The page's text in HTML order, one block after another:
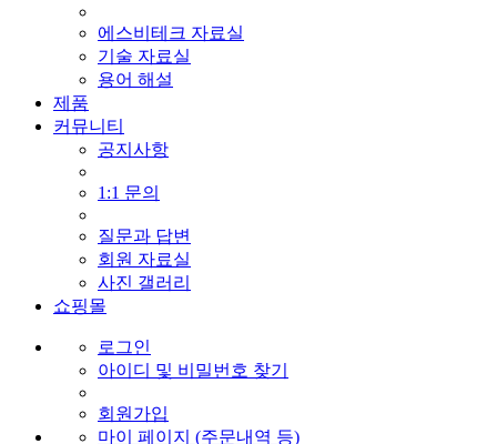
에스비테크 자료실
기술 자료실
용어 해설
제품
커뮤니티
공지사항
1:1 문의
질문과 답변
회원 자료실
사진 갤러리
쇼핑몰
로그인
아이디 및 비밀번호 찾기
회원가입
마이 페이지 (주문내역 등)